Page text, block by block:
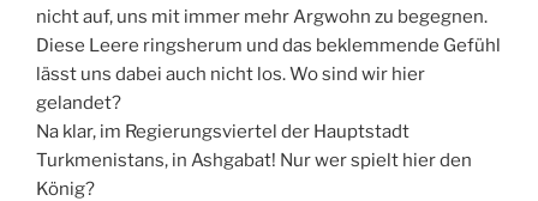
nicht auf, uns mit immer mehr Argwohn zu begegnen.
Diese Leere ringsherum und das beklemmende Gefühl
lässt uns dabei auch nicht los. Wo sind wir hier
gelandet?
Na klar, im Regierungsviertel der Hauptstadt
Turkmenistans, in Ashgabat! Nur wer spielt hier den
König?